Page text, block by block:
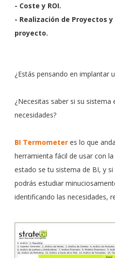
- Coste y ROI.
- Realización de Proyectos
proyecto.
¿Estás pensando en implantar
¿Necesitas saber si su sistema
necesidades?
BI Termometer es lo que
herramienta fácil de usar con
estado se tu sistema de BI, y
podrás estudiar
identificando las necesidades,